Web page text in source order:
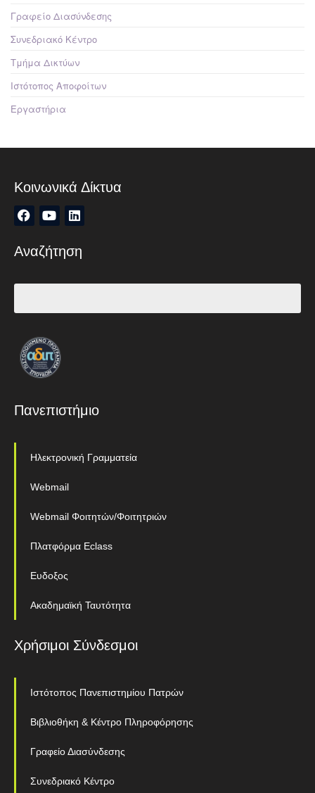
Γραφείο Διασύνδεσης
Συνεδριακό Κέντρο
Τμήμα Δικτύων
Ιστότοπος Αποφοίτων
Εργαστήρια
Κοινωνικά Δίκτυα
Αναζήτηση
Πανεπιστήμιο
Ηλεκτρονική Γραμματεία
Webmail
Webmail Φοιτητών/Φοιτητριών
Πλατφόρμα Eclass
Ευδοξος
Ακαδημαϊκή Ταυτότητα
Χρήσιμοι Σύνδεσμοι
Ιστότοπος Πανεπιστημίου Πατρών
Βιβλιοθήκη & Κέντρο Πληροφόρησης
Γραφείο Διασύνδεσης
Συνεδριακό Κέντρο